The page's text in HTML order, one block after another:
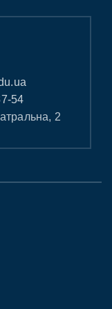
54
2